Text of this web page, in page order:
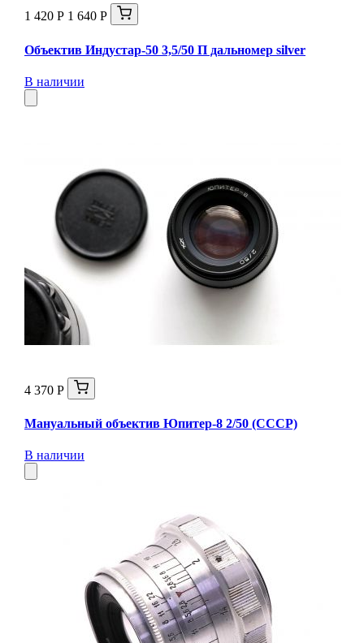
1 420 Р 1 640 Р
Объектив Индустар-50 3,5/50 П дальномер silver
В наличии
4 370 Р
Мануальный объектив Юпитер-8 2/50 (СССР)
В наличии